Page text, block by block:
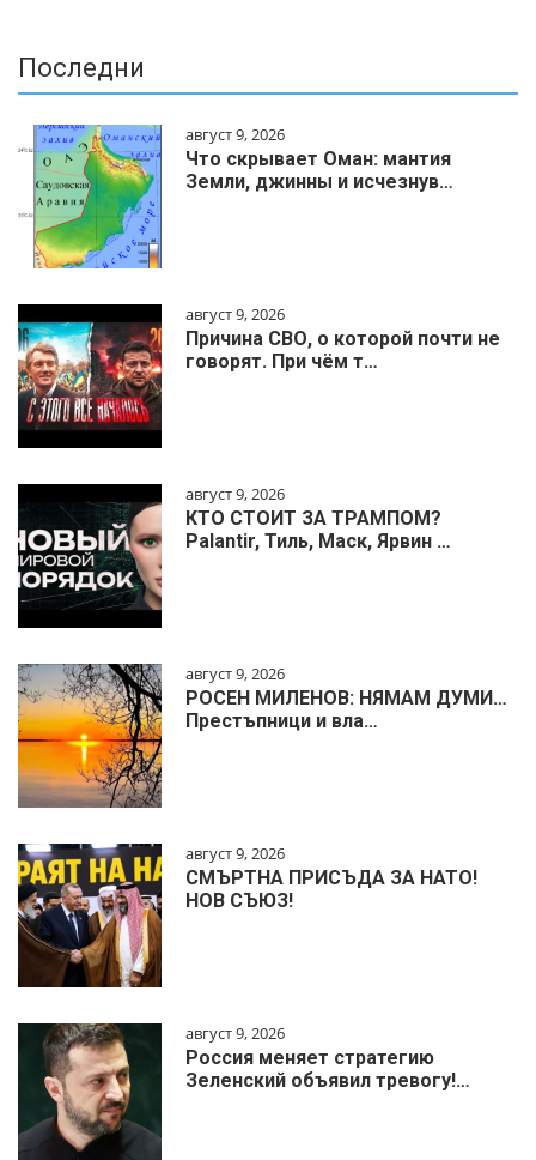
Последни
август 9, 2026
Что скрывает Оман: мантия
Земли, джинны и исчезнув…
август 9, 2026
Причина СВО, о которой почти не
говорят. При чём т…
август 9, 2026
КТО СТОИТ ЗА ТРАМПОМ?
Palantir, Тиль, Маск, Ярвин …
август 9, 2026
РОСЕН МИЛЕНОВ: НЯМАМ ДУМИ…
Престъпници и вла…
август 9, 2026
СМЪРТНА ПРИСЪДА ЗА НАТО!
НОВ СЪЮЗ!
август 9, 2026
Россия меняет стратегию
Зеленский объявил тревогу!…